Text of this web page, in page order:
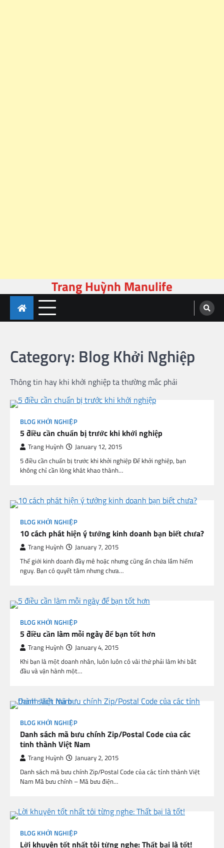
to
content
Trang Huỳnh Manulife
Category: Blog Khởi Nghiệp
Thông tin hay khi khởi nghiệp ta thường mắc phải
BLOG KHỞI NGHIỆP
5 điều cần chuẩn bị trước khi khởi nghiệp
Trang Huỳnh January 12, 2015
5 điều cần chuẩn bị trước khi khởi nghiệp Để khởi nghiệp, bạn
không chỉ cần lòng khát khao thành…
BLOG KHỞI NGHIỆP
10 cách phát hiện ý tưởng kinh doanh bạn biết chưa?
Trang Huỳnh January 7, 2015
Thế giới kinh doanh đầy mê hoặc nhưng cũng ẩn chứa lắm hiểm
nguy. Bạn có quyết tâm nhưng chưa…
BLOG KHỞI NGHIỆP
5 điều cần làm mỗi ngày để bạn tốt hơn
Trang Huỳnh January 4, 2015
Khi bạn là một doanh nhân, luôn luôn có vài thứ phải làm khi băt
đầu và vận hành một…
BLOG KHỞI NGHIỆP
Danh sách mã bưu chính Zip/Postal Code của các
tỉnh thành Việt Nam
Trang Huỳnh January 2, 2015
Danh sách mã bưu chính Zip/Postal Code của các tỉnh thành Việt
Nam Mã bưu chính – Mã bưu điện…
BLOG KHỞI NGHIỆP
Lời khuyên tốt nhất tôi từng nghe: Thất bại là tốt!